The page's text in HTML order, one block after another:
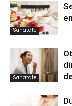
Sanatate
Sanatate